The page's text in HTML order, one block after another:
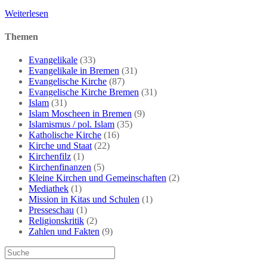
Weiterlesen
Rechte
Themen
Evangelikale (33)
Evangelikale in Bremen (31)
Evangelische Kirche (87)
Evangelische Kirche Bremen (31)
Islam (31)
Islam Moscheen in Bremen (9)
Islamismus / pol. Islam (35)
Katholische Kirche (16)
Kirche und Staat (22)
Kirchenfilz (1)
Kirchenfinanzen (5)
Kleine Kirchen und Gemeinschaften (2)
Mediathek (1)
Mission in Kitas und Schulen (1)
Presseschau (1)
Religionskritik (2)
Zahlen und Fakten (9)